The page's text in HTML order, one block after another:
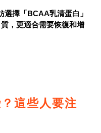
擇「BCAA乳清蛋白」
，更適合需要恢復和增
這些人要注